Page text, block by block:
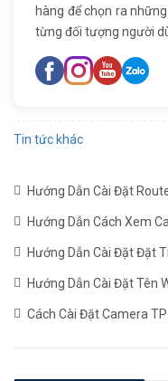
hàng để chọn ra
từng đối tượng người
Tin tức khác
Hướng Dẫn Cài Đặt
AX1800HP Mới Nhất
Hướng Dẫn Cách Xem
Giao Thức RTSP
Hướng Dẫn Cài Đặt Đặt
WiFi TP-LINK
Hướng Dẫn Cài Đặt Tên
Cách Cài Đặt Camera